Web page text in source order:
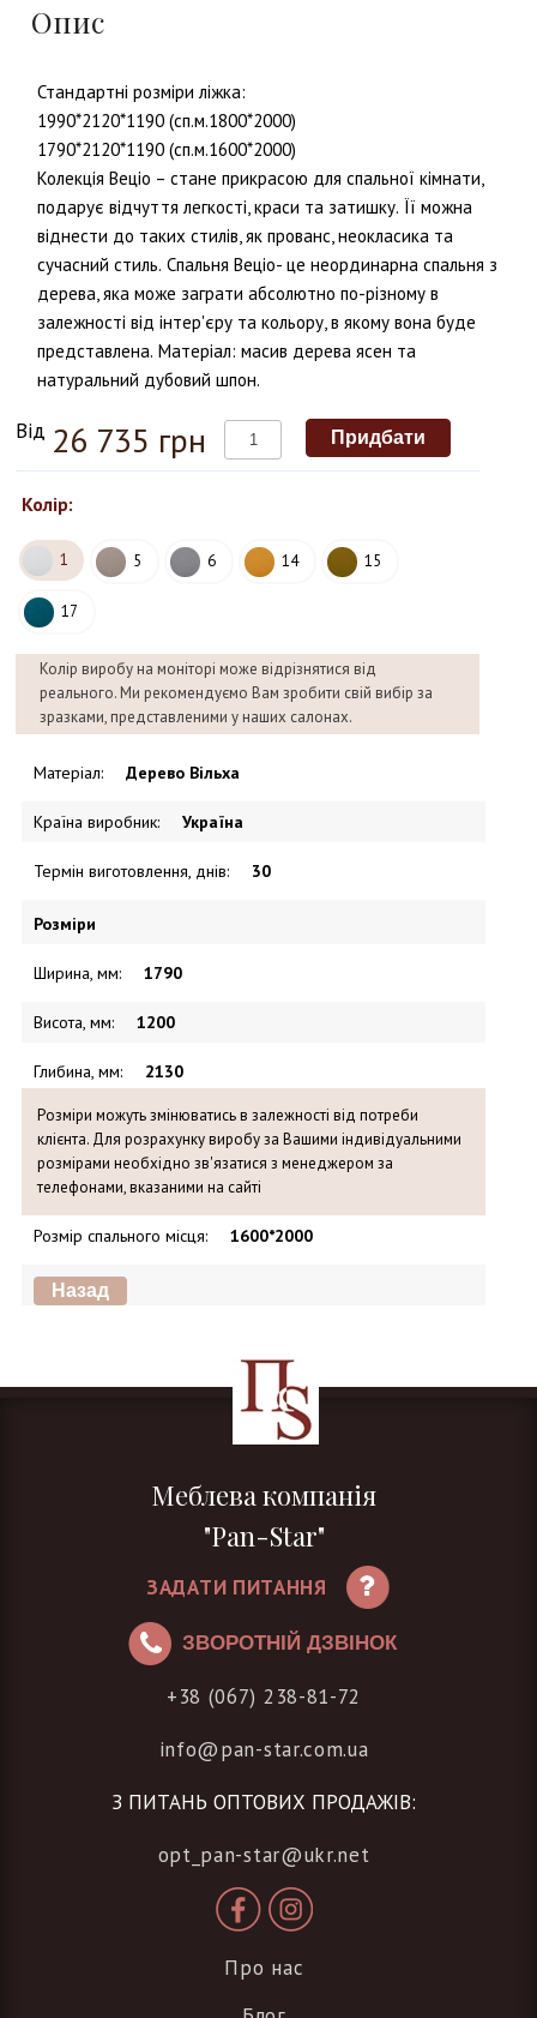
Опис
Стандартні розміри ліжка:
1990*2120*1190 (сп.м.1800*2000)
1790*2120*1190 (сп.м.1600*2000)
Колекція Веціо – стане прикрасою для спальної кімнати,
подарує відчуття легкості, краси та затишку. Її можна
віднести до таких стилів, як прованс, неокласика та
сучасний стиль. Спальня Веціо- це неординарна спальня з
дерева, яка може заграти абсолютно по-різному в
залежності від інтер'єру та кольору, в якому вона буде
представлена. Матеріал: масив дерева ясен та
натуральний дубовий шпон.
Від 26 735 грн
Колір:
1 5 6 14 15
17
Колір виробу на моніторі може відрізнятися від
реального. Ми рекомендуємо Вам зробити свій вибір за
зразками, представленими у наших салонах.
Матеріал: Дерево Вільха
Країна виробник: Україна
Термін виготовлення, днів: 30
Розміри
Ширина, мм: 1790
Висота, мм: 1200
Глибина, мм: 2130
Розміри можуть змінюватись в залежності від потреби
клієнта. Для розрахунку виробу за Вашими індивідуальними
розмірами необхідно зв'язатися з менеджером за
телефонами, вказаними на сайті
Розмір спального місця: 1600*2000
Меблева компанія
"Pan-Star"
ЗАДАТИ ПИТАННЯ
ЗВОРОТНІЙ ДЗВІНОК
+38 (067) 238-81-72
info@pan-star.com.ua
З ПИТАНЬ ОПТОВИХ ПРОДАЖІВ:
opt_pan-star@ukr.net
Про нас